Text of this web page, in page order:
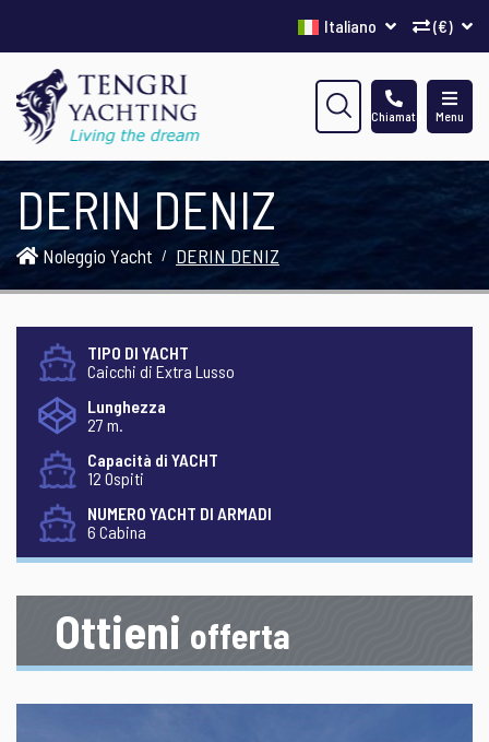
(€)
Italiano
Menu
Chiamata
DERIN DENIZ
Noleggio Yacht DERIN DENIZ
TIPO DI YACHT
Caicchi di Extra Lusso
Lunghezza
27 m.
Capacità di YACHT
12 Ospiti
NUMERO YACHT DI ARMADI
6 Cabina
Ottieni offerta